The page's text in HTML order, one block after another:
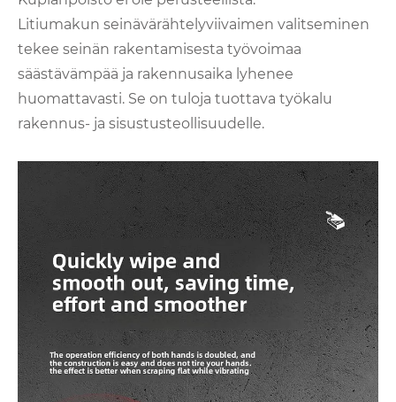
Litiumakun seinävärähtelyviivaimen valitseminen
tekee seinän rakentamisesta työvoimaa
säästävämpää ja rakennusaika lyhenee
huomattavasti. Se on tuloja tuottava työkalu
rakennus- ja sisustusteollisuudelle.